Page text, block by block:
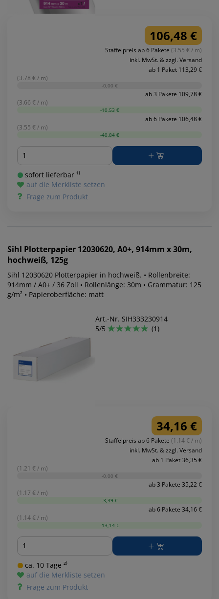
106,48 €
Staffelpreis ab 6 Pakete (3.55 € / m)
inkl. MwSt. & zzgl. Versand
ab 1 Paket 113,29 €
(3.78 € / m)
-0,00 €
ab 3 Pakete 109,78 €
(3.66 € / m)
-10,53 €
ab 6 Pakete 106,48 €
(3.55 € / m)
-40,84 €
Menge
sofort lieferbar ¹⁾
auf die Merkliste setzen
Frage zum Produkt
Sihl Plotterpapier 12030620, A0+, 914mm x 30m,
hochweiß, 125g
Sihl 12030620 Plotterpapier in hochweiß. • Rollenbreite:
914mm / A0+ / 36 Zoll • Rollenlänge: 30m • Grammatur: 125
g/m² • Papieroberfläche: matt
Art.-Nr. SIH333230914
5/5
(1)
34,16 €
Staffelpreis ab 6 Pakete (1.14 € / m)
inkl. MwSt. & zzgl. Versand
ab 1 Paket 36,35 €
(1.21 € / m)
-0,00 €
ab 3 Pakete 35,22 €
(1.17 € / m)
-3,39 €
ab 6 Pakete 34,16 €
(1.14 € / m)
-13,14 €
Menge
ca. 10 Tage ²⁾
auf die Merkliste setzen
Frage zum Produkt